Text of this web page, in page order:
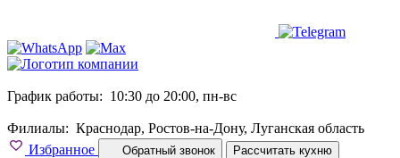
График работы: 10:30 до 20:00, пн-вс
Филиалы: Краснодар, Ростов-на-Дону, Луганская область
Избранное
Обратный звонок Рассчитать кухню